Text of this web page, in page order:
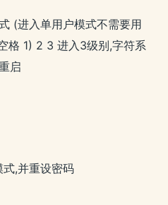
(进入单用户模式不需要用
格 1) 2 3 进入3级别,字符系
启
式,并重设密码